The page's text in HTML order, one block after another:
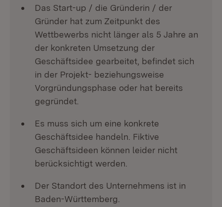
Das Start-up / die Gründerin / der
Gründer hat zum Zeitpunkt des
Wettbewerbs nicht länger als 5 Jahre an
der konkreten Umsetzung der
Geschäftsidee gearbeitet, befindet sich
in der Projekt- beziehungsweise
Vorgründungsphase oder hat bereits
gegründet.
Es muss sich um eine konkrete
Geschäftsidee handeln. Fiktive
Geschäftsideen können leider nicht
berücksichtigt werden.
Der Standort des Unternehmens ist in
Baden-Württemberg.